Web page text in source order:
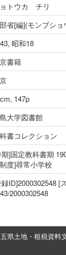
トウカ チリ
省[編](モンブショ
昭和18
書籍
147p
大学図書館
書コレクション
期]国定教科書期
度]尋常小学校
録ID]2000302548 [
2000302548
県土地・租税資料